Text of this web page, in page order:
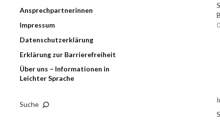
Ansprechpartnerinnen
Impressum
Datenschutzerklärung
Erklärung zur Barrierefreiheit
Über uns – Informationen in
Leichter Sprache
Suche